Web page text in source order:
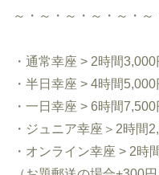
～・～・～・～・～・～
・通常幸座 > 2時間3,000
・半日幸座 > 4時間5,000
・一日幸座 > 6時間7,500
・ジュニア幸座＞2時間
・オンライン幸座 > 2時